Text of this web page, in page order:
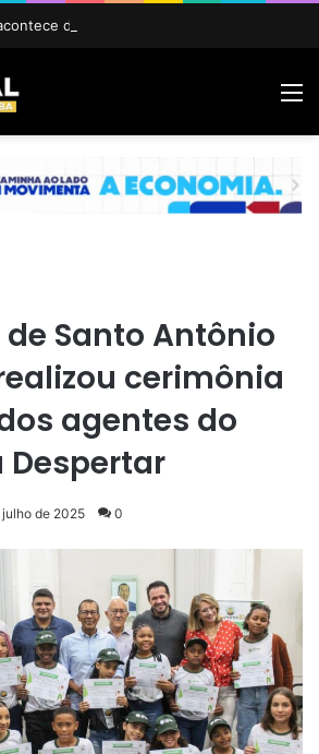
Santo Antônio
cerimônia
agentes do
Despertar
julho de 2025 0